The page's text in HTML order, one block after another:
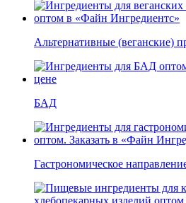
Альтернативные (веганские)
БАД
Гастрономическое